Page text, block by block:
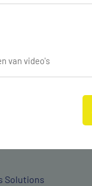
Solutions
van video's